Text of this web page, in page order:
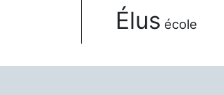
Élus école